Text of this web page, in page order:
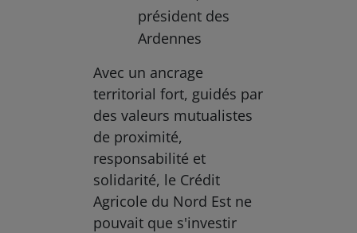
président des
Ardennes
Avec un ancrage
territorial fort, guidés par
des valeurs mutualistes
de proximité,
responsabilité et
solidarité, le Crédit
Agricole du Nord Est ne
pouvait que s'investir